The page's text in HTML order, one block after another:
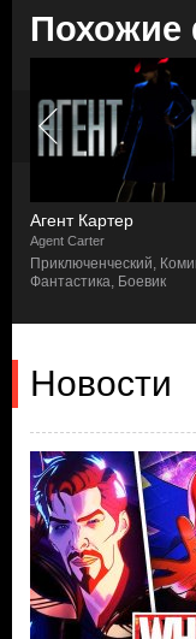
Агент Картер
Agent Carter
Приключенческий,
Фантастика, Боевик
Новости